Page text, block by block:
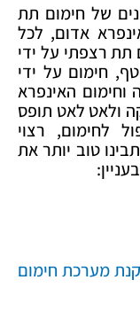
של חימום תת
אדום, לכל
תת רצפתי על ידי
חימום על ידי
האינפרא
ולאט לאט תופס
לחימום, רצוי
טוב יותר את
מערכת חימום